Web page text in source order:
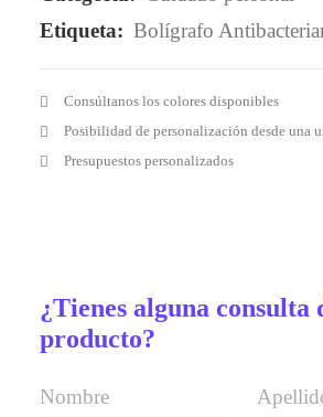
Etiqueta: Bolígrafo
Consúltanos los colores disponibles
Posibilidad de personalización desde una
Presupuestos personalizados
¿Tienes alguna consulta
producto?